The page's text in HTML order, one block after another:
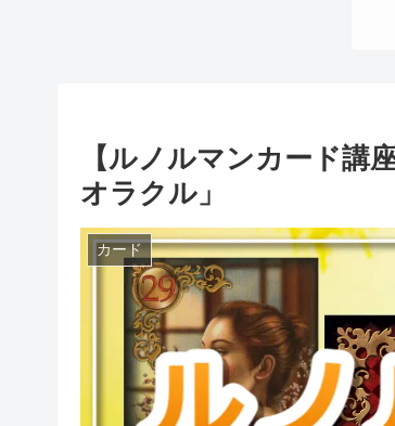
【ルノルマンカード講
オラクル」
カード